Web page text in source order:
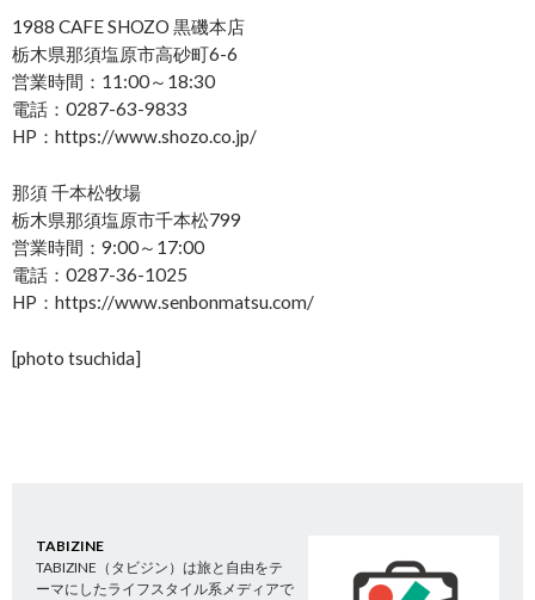
1988 CAFE SHOZO 黒磯本店
栃木県那須塩原市高砂町6-6
営業時間：11:00～18:30
電話：0287-63-9833
HP：https://www.shozo.co.jp/
那須 千本松牧場
栃木県那須塩原市千本松799
営業時間：9:00～17:00
電話：0287-36-1025
HP：https://www.senbonmatsu.com/
[photo tsuchida]
TABIZINE
TABIZINE（タビジン）は旅と自由をテ
ーマにしたライフスタイル系メディアで